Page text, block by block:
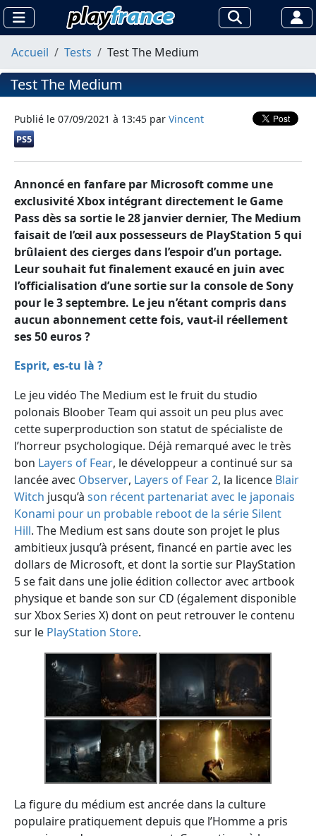
Accueil Tests Test The Medium
Test The Medium
Publié le 07/09/2021 à 13:45 par Vincent
PS5
Annoncé en fanfare par Microsoft comme une
exclusivité Xbox intégrant directement le Game
Pass dès sa sortie le 28 janvier dernier, The Medium
faisait de l’œil aux possesseurs de PlayStation 5 qui
brûlaient des cierges dans l’espoir d’un portage.
Leur souhait fut finalement exaucé en juin avec
l’officialisation d’une sortie sur la console de Sony
pour le 3 septembre. Le jeu n’étant compris dans
aucun abonnement cette fois, vaut-il réellement
ses 50 euros ?
Esprit, es-tu là ?
Le jeu vidéo The Medium est le fruit du studio
polonais Bloober Team qui assoit un peu plus avec
cette superproduction son statut de spécialiste de
l’horreur psychologique. Déjà remarqué avec le très
bon Layers of Fear, le développeur a continué sur sa
lancée avec Observer, Layers of Fear 2, la licence Blair
Witch jusqu’à son récent partenariat avec le japonais
Konami pour un probable reboot de la série Silent
Hill. The Medium est sans doute son projet le plus
ambitieux jusqu’à présent, financé en partie avec les
dollars de Microsoft, et dont la sortie sur PlayStation
5 se fait dans une jolie édition collector avec artbook
physique et bande son sur CD (également disponible
sur Xbox Series X) dont on peut retrouver le contenu
sur le PlayStation Store.
La figure du médium est ancrée dans la culture
populaire pratiquement depuis que l’Homme a pris